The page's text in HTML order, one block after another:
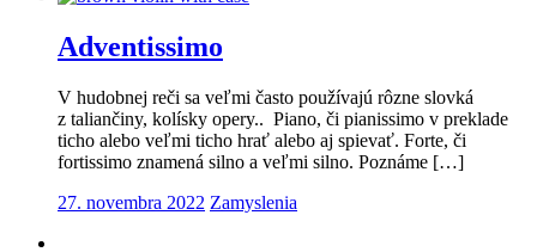
Adventissimo
V hudobnej reči sa veľmi často používajú rôzne slovká
z taliančiny, kolísky opery.. Piano, či pianissimo v preklade
ticho alebo veľmi ticho hrať alebo aj spievať. Forte, či
fortissimo znamená silno a veľmi silno. Poznáme […]
27. novembra 2022 Zamyslenia